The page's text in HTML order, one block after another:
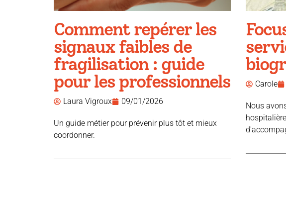
Comment repérer les
signaux faibles de
fragilisation : guide
pour les professionnels
Laura Vigroux 09/01/2026
Un guide métier pour prévenir plus tôt et mieux
coordonner.
Carole
Nous